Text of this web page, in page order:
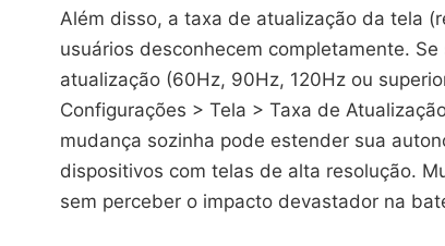
Além disso, a taxa de atualização da tela
usuários desconhecem completamente.
atualização (60Hz, 90Hz, 120Hz ou
Configurações > Tela > Taxa de
mudança sozinha pode estender sua
dispositivos com telas de alta resolução.
sem perceber o impacto devastador na